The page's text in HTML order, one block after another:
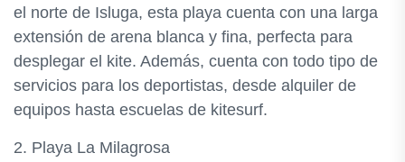
el norte de Isluga, esta playa cuenta con una larga
extensión de arena blanca y fina, perfecta para
desplegar el kite. Además, cuenta con todo tipo de
servicios para los deportistas, desde alquiler de
equipos hasta escuelas de kitesurf.
2. Playa La Milagrosa